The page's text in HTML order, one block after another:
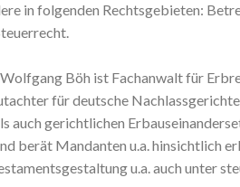
in folgenden Rechtsgebieten:
Böh ist Fachanwalt für
für deutsche
auch gerichtlichen
berät Mandanten u.a. hinsichtlich
u.a. auch unter